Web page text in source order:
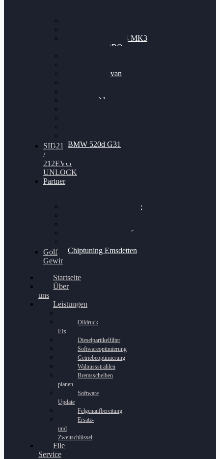
Nissan GT-R35 3.8 MK3
V6 TWINTURBO
VW Passat 2.0TDI
VW T6 Multivan
BMW 120d
BMW 520d G31
SID212
/
212EVO
UNLOCK
Partner
Bilgenroth Performance
Chiptuning Schüttorf
Chiptuning Emsdetten
Golf
Gewinnspiel
Startseite
Über
uns
Leistungen
Oildruck
FIx
Dieselpartikelfilter
Softwareoptimierung
Getriebeoptimierung
Walnussstrahlen
Bremsscheiben
planen
Software
Update
Felgenaufbereitung
Ersatz-
und
Zweitschlüssel
File
Service